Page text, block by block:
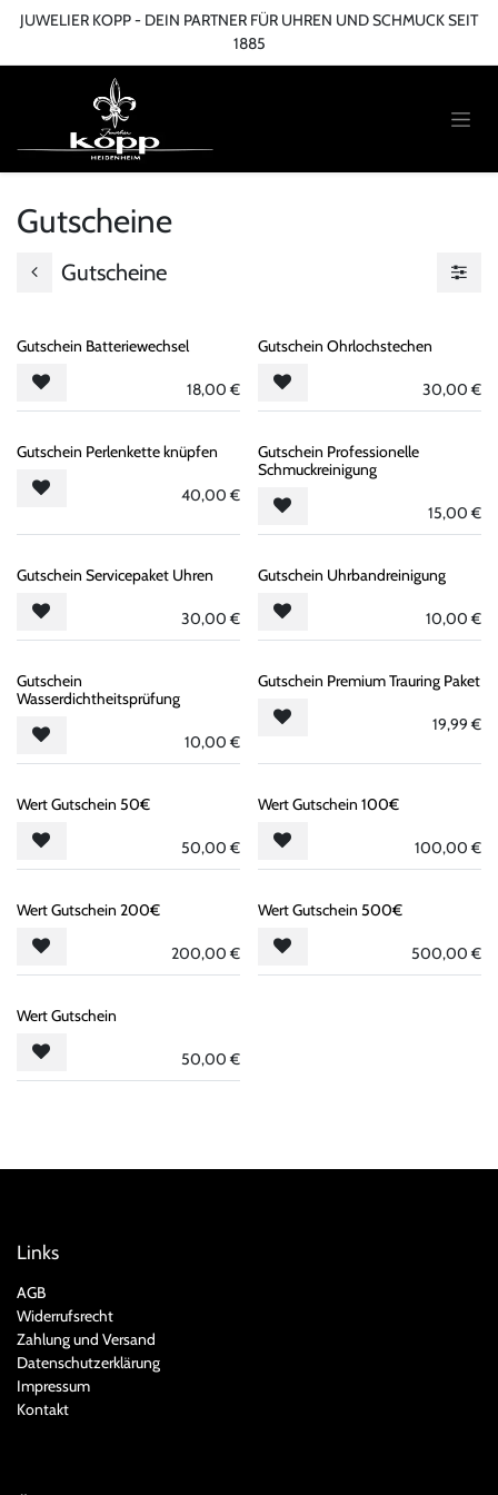
Zum Inhalt springen
JUWELIER KOPP - DEIN PARTNER FÜR UHREN UND SCHMUCK SEIT
1885
Gutscheine
Gutscheine
Gutschein Batteriewechsel
18,00€
Gutschein Ohrlochstechen
30,00€
Gutschein Perlenkette knüpfen
40,00€
Gutschein Professionelle
Schmuckreinigung
15,00€
Gutschein Servicepaket Uhren
30,00€
Gutschein Uhrbandreinigung
10,00€
Gutschein
Wasserdichtheitsprüfung
10,00€
Gutschein Premium Trauring Paket
19,99€
Wert Gutschein 50€
50,00€
Wert Gutschein 100€
100,00€
Wert Gutschein 200€
200,00€
Wert Gutschein 500€
500,00€
Wert Gutschein
50,00€
Links
AGB
Widerrufsrecht
Zahlung und Versand
Datenschutzerklärung
Impressum
Kontakt